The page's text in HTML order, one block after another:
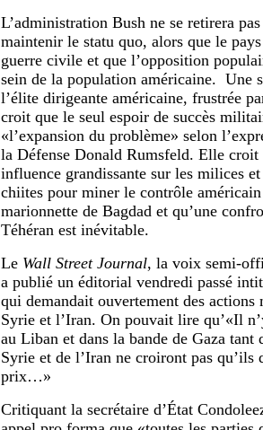
L’administration Bush ne se retirera
maintenir le statu quo, alors que le pays
guerre civile et que l’opposition
sein de la population américaine. Une
l’élite dirigeante américaine, frustrée
croit que le seul espoir de succès
«l’expansion du problème» selon
la Défense Donald Rumsfeld. Elle croit
influence grandissante sur les milices
chiites pour miner le contrôle
marionnette de Bagdad et qu’une
Téhéran est inévitable.
Le Wall Street Journal, la voix semi-
a publié un éditorial vendredi passé
qui demandait ouvertement des
Syrie et l’Iran. On pouvait lire qu’«Il
au Liban et dans la bande de Gaza tant
Syrie et de l’Iran ne croiront pas qu’ils
prix…»
Critiquant la secrétaire d’État